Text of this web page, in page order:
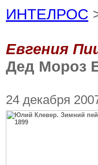
ИНТЕЛРОС
Евгения
Дед Мороз
24 декабря